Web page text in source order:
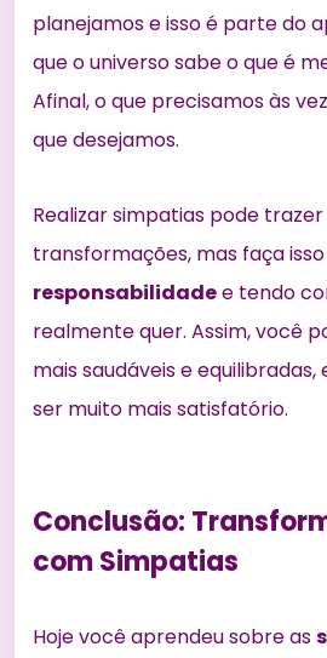
planejamos e isso é parte do
que o universo sabe o que é
Afinal, o que precisamos às
que desejamos.
Realizar simpatias pode
transformações, mas faça
responsabilidadee tendo
realmente quer. Assim, você
mais saudáveis e
ser muito mais satisfatório.
Conclusão:
com Simpatias
Hoje você aprendeu sobre as